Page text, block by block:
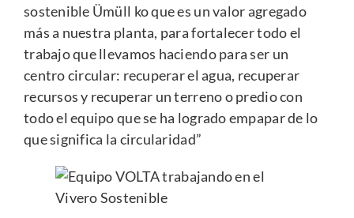
sostenible Ümüll ko que es un valor agregado
más a nuestra planta, para fortalecer todo el
trabajo que llevamos haciendo para ser un
centro circular: recuperar el agua, recuperar
recursos y recuperar un terreno o predio con
todo el equipo que se ha logrado empapar de lo
que significa la circularidad”